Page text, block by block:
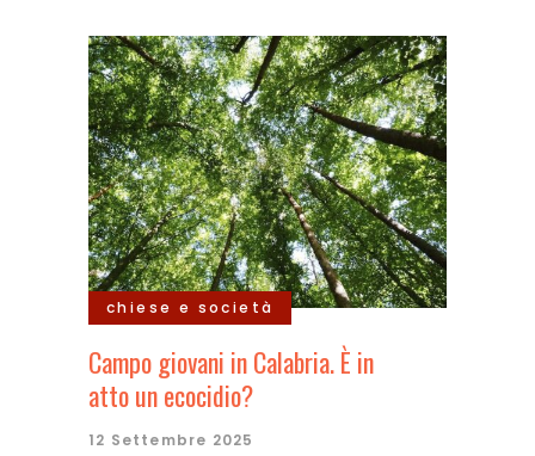
chiese e società
Campo giovani in Calabria. È in
atto un ecocidio?
12 Settembre 2025